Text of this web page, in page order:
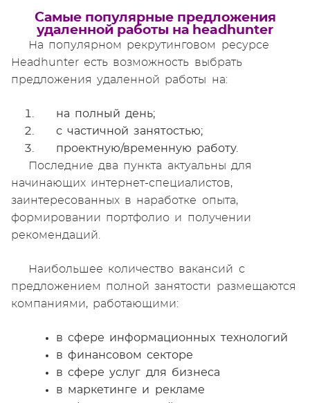
Самые популярные предложения
удаленной работы на headhunter
На популярном рекрутинговом ресурсе
Headhunter есть возможность выбрать
предложения удаленной работы на:
на полный день;
с частичной занятостью;
проектную/временную работу.
Последние два пункта актуальны для
начинающих интернет-специалистов,
заинтересованных в наработке опыта,
формировании портфолио и получении
рекомендаций.
Наибольшее количество вакансий с
предложением полной занятости размещаются
компаниями, работающими:
в сфере информационных технологий
в финансовом секторе
в сфере услуг для бизнеса
в маркетинге и рекламе